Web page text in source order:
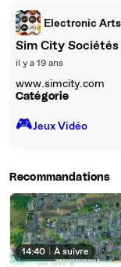
Electronic Arts
Sim City
il y a 19 ans
www.simcity.com
Catégorie
🎮️Jeux Vidéo
Recommandations
14:40 | À suivre